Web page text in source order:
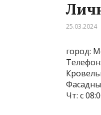
25.03.2024
город:
Чт: с